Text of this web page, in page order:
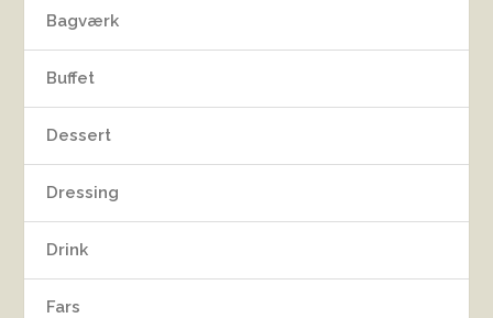
Bagværk
Buffet
Dessert
Dressing
Drink
Fars